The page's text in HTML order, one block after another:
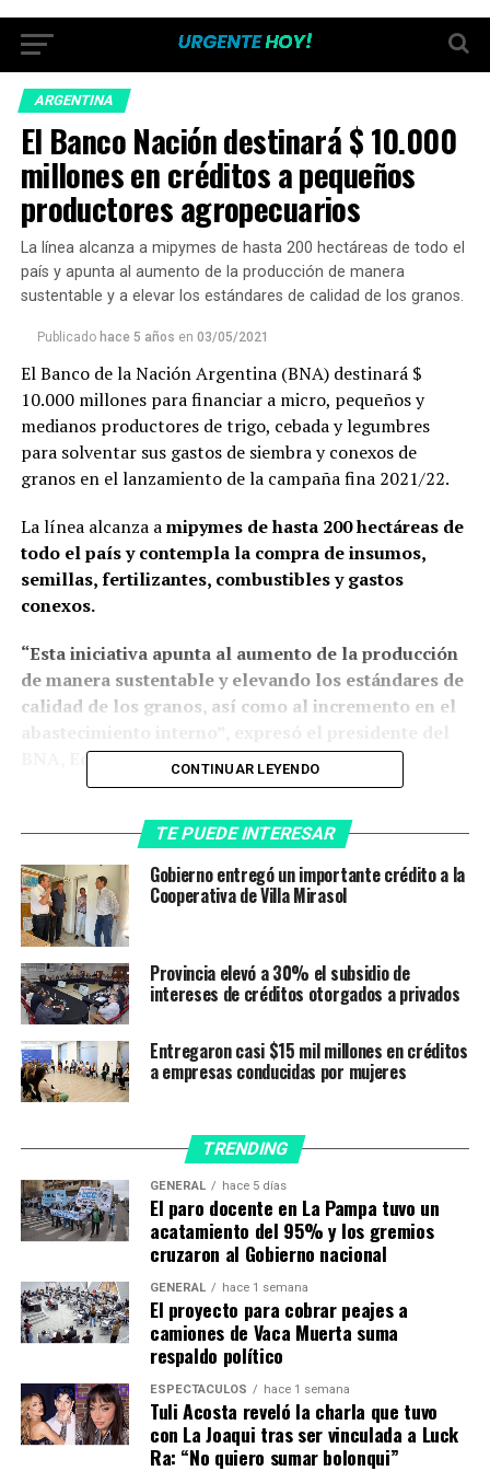
ARGENTINA
El Banco Nación destinará $ 10.000
millones en créditos a pequeños
productores agropecuarios
La línea alcanza a mipymes de hasta 200 hectáreas de todo el
país y apunta al aumento de la producción de manera
sustentable y a elevar los estándares de calidad de los granos.
Publicado hace 5 años en 03/05/2021
El Banco de la Nación Argentina (BNA) destinará $
10.000 millones para financiar a micro, pequeños y
medianos productores de trigo, cebada y legumbres
para solventar sus gastos de siembra y conexos de
granos en el lanzamiento de la campaña fina 2021/22.
La línea alcanza amipymes de hasta 200 hectáreas de
todo el país y contempla la compra de insumos,
semillas, fertilizantes, combustibles y gastos
conexos.
“Esta iniciativa apunta al aumento de la producción
de manera sustentable y elevando los estándares de
calidad de los granos, así como al incremento en el
BNA, Eduardo Hecker.
para incrementar el ingreso de divisas al país y abrir
puertas a nuevos mercados para nuestra
producción”, agregó el titular del BNA en un
comunicado.
Los préstamos serán en pesos, con una tasa de interés
fija del 29% nominal anual y una proporción de apoyo
alcanzará hasta el 80% de los gastos corrientes de la
zona.
El plazo de devolución del crédito será de hasta 180
adicionales, de modo que el plazo de repago calce con la
época habitual de comercialización del producto en la
zona, sin exceder el 2 de marzo de 2022.
Entre otros aspectos técnicos, el BNA explicó que el
esquema de amortización será a través del sistema
alemán, con un pago de capital integro al vencimiento
de la operación y los servicios de interés pagaderos
como máximo semestralmente, sin período de gracia.
Si bien el cupo del crédito es de $ 10.000 millones,
desembolsable en dos tramos de $ 5.000 millones, el
Banco sostuvo que podrá ser ampliadoconforme a
CONTINUAR LEYENDO
TE PUEDE INTERESAR
Gobierno entregó un importante crédito a la
Cooperativa de Villa Mirasol
Provincia elevó a 30% el subsidio de
intereses de créditos otorgados a privados
Entregaron casi $15 mil millones en créditos
a empresas conducidas por mujeres
TRENDING
GENERAL hace 5 días
El paro docente en La Pampa tuvo un
acatamiento del 95% y los gremios
cruzaron al Gobierno nacional
GENERAL hace 1 semana
El proyecto para cobrar peajes a
camiones de Vaca Muerta suma
respaldo político
ESPECTÁCULOS hace 1 semana
Tuli Acosta reveló la charla que tuvo
con La Joaqui tras ser vinculada a Luck
Ra: “No quiero sumar bolonqui”